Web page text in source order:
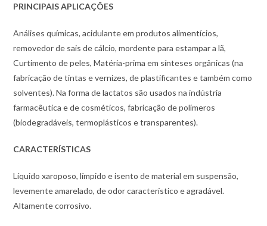
PRINCIPAIS APLICAÇÕES
Análises químicas, acidulante em produtos alimentícios,
removedor de sais de cálcio, mordente para estampar a lã,
Curtimento de peles, Matéria-prima em sínteses orgânicas (na
fabricação de tintas e vernizes, de plastificantes e também como
solventes). Na forma de lactatos são usados na indústria
farmacêutica e de cosméticos, fabricação de polímeros
(biodegradáveis, termoplásticos e transparentes).
CARACTERÍSTICAS
Líquido xaroposo, límpido e isento de material em suspensão,
levemente amarelado, de odor característico e agradável.
Altamente corrosivo.